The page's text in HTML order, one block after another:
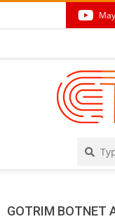
GOTRIM BOTNET